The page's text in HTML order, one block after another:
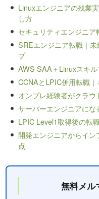
Linuxエンジニアの残業
し方
セキュリティエンジニ
SREエンジニア転職｜
プ
AWS SAA＋Linuxスキ
CCNAとLPIC併用転職
オンプレ経験者がクラ
サーバーエンジニアに
LPIC Level1取得後の転
開発エンジニアからイ
点
無料メル